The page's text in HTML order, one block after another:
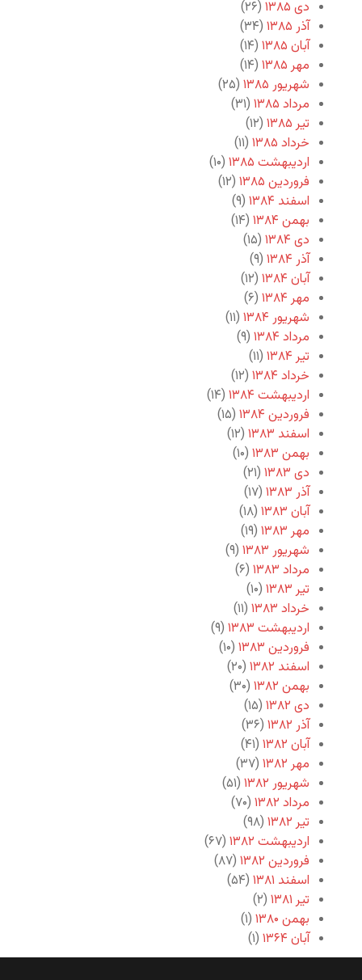
دی ۱۳۸۵
(۲۶)
آذر ۱۳۸۵
(۳۴)
آبان ۱۳۸۵
(۱۴)
مهر ۱۳۸۵
(۱۴)
شهریور ۱۳۸۵
(۲۵)
مرداد ۱۳۸۵
(۳۱)
تیر ۱۳۸۵
(۱۲)
خرداد ۱۳۸۵
(۱۱)
اردیبهشت ۱۳۸۵
(۱۰)
فروردین ۱۳۸۵
(۱۲)
اسفند ۱۳۸۴
(۹)
بهمن ۱۳۸۴
(۱۴)
دی ۱۳۸۴
(۱۵)
آذر ۱۳۸۴
(۹)
آبان ۱۳۸۴
(۱۲)
مهر ۱۳۸۴
(۶)
شهریور ۱۳۸۴
(۱۱)
مرداد ۱۳۸۴
(۹)
تیر ۱۳۸۴
(۱۱)
خرداد ۱۳۸۴
(۱۲)
اردیبهشت ۱۳۸۴
(۱۴)
فروردین ۱۳۸۴
(۱۵)
اسفند ۱۳۸۳
(۱۲)
بهمن ۱۳۸۳
(۱۰)
دی ۱۳۸۳
(۲۱)
آذر ۱۳۸۳
(۱۷)
آبان ۱۳۸۳
(۱۸)
مهر ۱۳۸۳
(۱۹)
شهریور ۱۳۸۳
(۹)
مرداد ۱۳۸۳
(۶)
تیر ۱۳۸۳
(۱۰)
خرداد ۱۳۸۳
(۱۱)
اردیبهشت ۱۳۸۳
(۹)
فروردین ۱۳۸۳
(۱۰)
اسفند ۱۳۸۲
(۲۰)
بهمن ۱۳۸۲
(۳۰)
دی ۱۳۸۲
(۱۵)
آذر ۱۳۸۲
(۳۶)
آبان ۱۳۸۲
(۴۱)
مهر ۱۳۸۲
(۳۷)
شهریور ۱۳۸۲
(۵۱)
مرداد ۱۳۸۲
(۷۰)
تیر ۱۳۸۲
(۹۸)
اردیبهشت ۱۳۸۲
(۶۷)
فروردین ۱۳۸۲
(۸۷)
اسفند ۱۳۸۱
(۵۴)
تیر ۱۳۸۱
(۲)
بهمن ۱۳۸۰
(۱)
آبان ۱۳۶۴
(۱)